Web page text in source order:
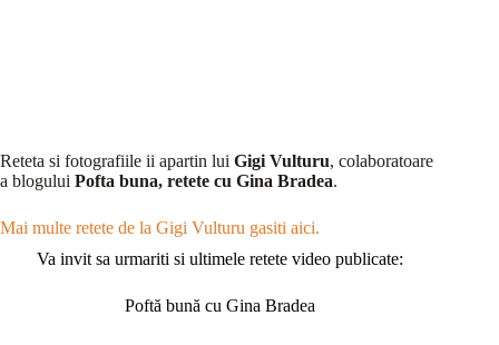
Reteta si fotografiile ii apartin lui Gigi Vulturu, colaboratoare
a blogului Pofta buna, retete cu Gina Bradea.
Mai multe retete de la Gigi Vulturu gasiti aici.
Va invit sa urmariti si ultimele retete video publicate:
Poftă bună cu Gina Bradea